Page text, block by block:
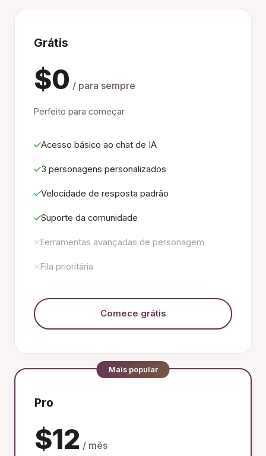
Grátis
$0 / para sempre
Perfeito para começar
Acesso básico ao chat de IA
3 personagens personalizados
Velocidade de resposta padrão
Suporte da comunidade
Ferramentas avançadas de personagem
Fila prioritária
Comece grátis
Mais popular
Pro
$12 / mês